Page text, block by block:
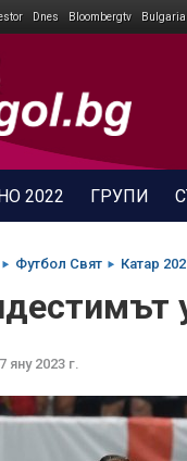
Dnes Bloombergtv
2022 ГРУПИ
Футбол Свят Катар
яну 2023 г.